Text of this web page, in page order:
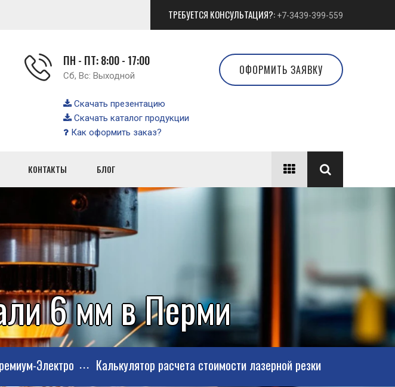
ТРЕБУЕТСЯ КОНСУЛЬТАЦИЯ?: +7-3439-399-559
ПН - ПТ: 8:00 - 17:00
Сб, Вс: Выходной
Скачать презентацию
Скачать каталог продукции
Как оформить заказ?
ОФОРМИТЬ ЗАЯВКУ
КОНТАКТЫ БЛОГ
6 мм в Перми
Электро Калькулятор расчета стоимости лазерной резки